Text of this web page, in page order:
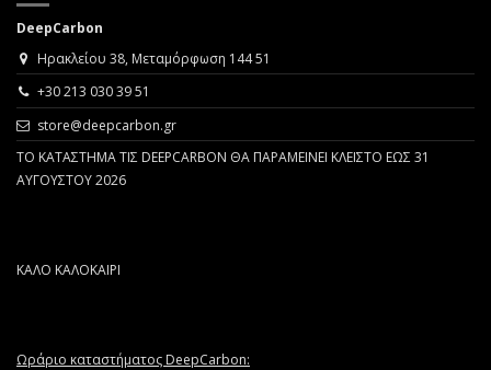
DeepCarbon
Ηρακλείου 38, Μεταμόρφωση 144 51
+30 213 030 39 51
store@deepcarbon.gr
ΤΟ ΚΑΤΑΣΤΗΜΑ ΤΙΣ DEEPCARBON ΘΑ ΠΑΡΑΜΕΙΝΕΙ ΚΛΕΙΣΤΟ ΕΩΣ 31
ΑΥΓΟΥΣΤΟΥ 2026
ΚΑΛΟ ΚΑΛΟΚΑΙΡΙ
Ωράριο καταστήματος DeepCarbon: